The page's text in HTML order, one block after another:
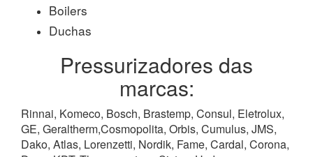
Boilers
Duchas
Pressurizadores das
marcas:
Rinnai, Komeco, Bosch, Brastemp, Consul, Eletrolux,
GE, Geraltherm,Cosmopolita, Orbis, Cumulus, JMS,
Dako, Atlas, Lorenzetti, Nordik, Fame, Cardal, Corona,